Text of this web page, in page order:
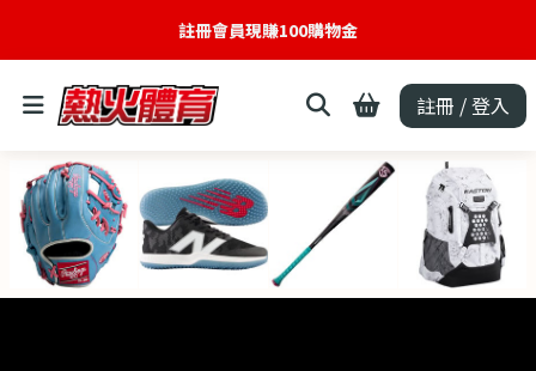
註冊會員現賺100購物金
註冊 / 登入